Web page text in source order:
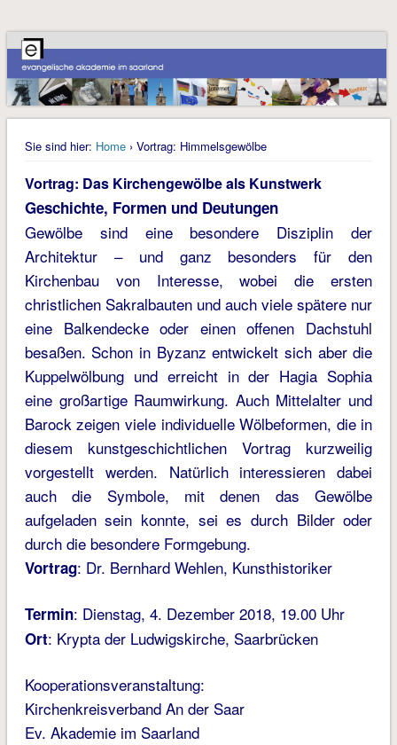
Sie sind hier: Home› Vortrag: Himmelsgewölbe
Vortrag: Das Kirchengewölbe als Kunstwerk
Geschichte, Formen und Deutungen
Gewölbe sind eine besondere Disziplin der
Architektur – und ganz besonders für den
Kirchenbau von Interesse, wobei die ersten
christlichen Sakralbauten und auch viele spätere nur
eine Balkendecke oder einen offenen Dachstuhl
besaßen. Schon in Byzanz entwickelt sich aber die
Kuppelwölbung und erreicht in der Hagia Sophia
eine großartige Raumwirkung. Auch Mittelalter und
Barock zeigen viele individuelle Wölbeformen, die in
diesem kunstgeschichtlichen Vortrag kurzweilig
vorgestellt werden. Natürlich interessieren dabei
auch die Symbole, mit denen das Gewölbe
aufgeladen sein konnte, sei es durch Bilder oder
durch die besondere Formgebung.
Vortrag: Dr. Bernhard Wehlen, Kunsthistoriker
Termin: Dienstag, 4. Dezember 2018, 19.00 Uhr
Ort: Krypta der Ludwigskirche, Saarbrücken
Kooperationsveranstaltung:
Kirchenkreisverband An der Saar
Ev. Akademie im Saarland